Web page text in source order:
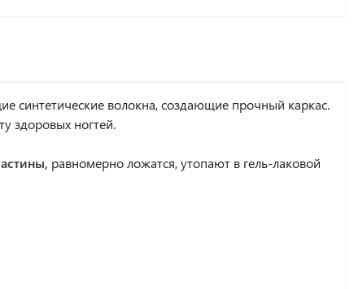
синтетические волокна, создающие прочный каркас.
здоровых ногтей.
равномерно ложатся, утопают в гель-лаковой